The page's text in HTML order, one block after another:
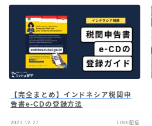
【完全まとめ】インドネシア税関申
告書e-CDの登録方法
2023.12.27 LINE配信